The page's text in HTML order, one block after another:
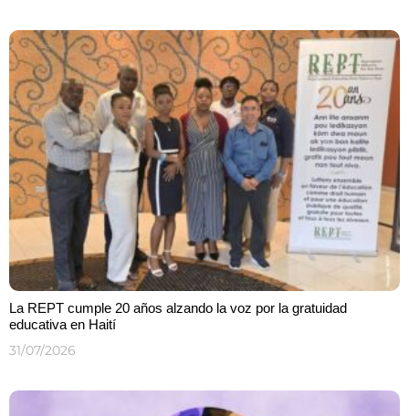
La REPT cumple 20 años alzando la voz por la gratuidad
educativa en Haití
31/07/2026